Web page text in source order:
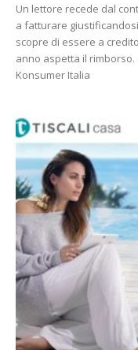
Un lettore recede dal
a fatturare
scopre di essere a
anno aspetta il rimborso.
Konsumer Italia